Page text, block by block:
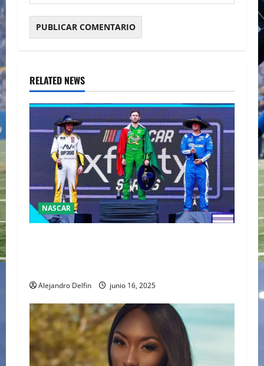
RELATED NEWS
NASCAR
Alejandro Delfin junio 16, 2025